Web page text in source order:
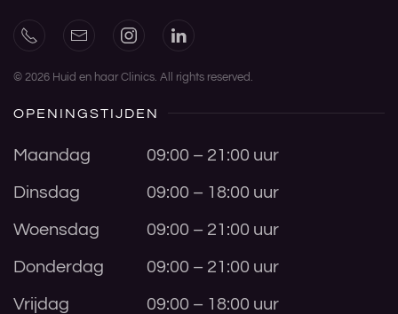
© 2026 Huid en haar Clinics. All rights reserved.
OPENINGSTIJDEN
Maandag 09:00 – 21:00 uur
Dinsdag 09:00 – 18:00 uur
Woensdag 09:00 – 21:00 uur
Donderdag 09:00 – 21:00 uur
Vrijdag 09:00 – 18:00 uur